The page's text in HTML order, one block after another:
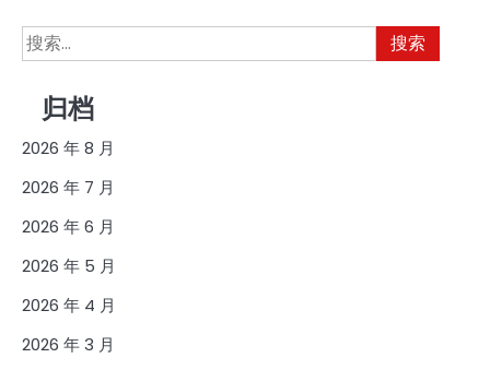
搜
索：
归档
2026 年 8 月
2026 年 7 月
2026 年 6 月
2026 年 5 月
2026 年 4 月
2026 年 3 月